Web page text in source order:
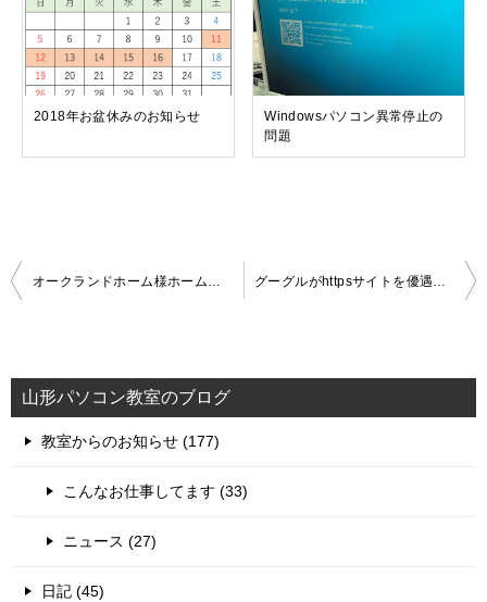
2018年お盆休みのお知らせ
Windowsパソコン異常停止の
問題
投
ビ
ゲ
ー
オークランドホーム様ホームページ グーグルがhttpsサイトを優遇する(常時SSL化)
山形パソコン教室のブログ
教室からのお知らせ (177)
こんなお仕事してます (33)
ニュース (27)
日記 (45)